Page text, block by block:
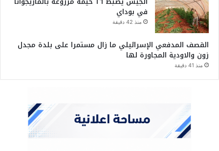
في بوداي
منذ 42 دقيقة
القصف المدفعي الإسرائيلي ما زال مستمرا على بلدة مجدل
زون والاودية المجاورة لها
منذ 41 دقيقة